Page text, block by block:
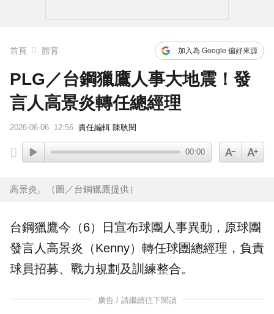
首頁 體育 加入為 Google 偏好來源
PLG／台鋼獵鷹人事大地震！發
言人高景炎轉任總經理
2026-06-06 12:56 責任編輯 陳耿閔
00:00
高景炎。（圖／台鋼獵鷹提供）
台鋼獵鷹今（6）日宣布球團人事異動，原球團
發言人 高景炎 （Kenny）轉任球團總經理 ，負責
球員招募、戰力規劃及訓練整合。
廣告 / 請繼續往下閱讀